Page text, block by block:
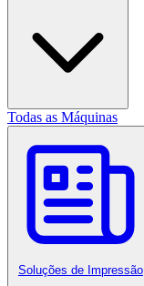
Todas as Máquinas
Soluções de Impressão